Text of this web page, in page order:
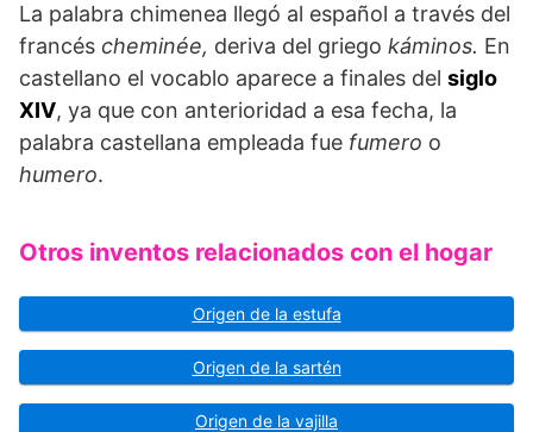
La palabra chimenea llegó al español a través del
francés cheminée, deriva del griego káminos. En
castellano el vocablo aparece a finales del siglo
XIV, ya que con anterioridad a esa fecha, la
palabra castellana empleada fue fumero o
humero.
Otros inventos relacionados con el hogar
Origen de la estufa
Origen de la sartén
Origen de la vajilla